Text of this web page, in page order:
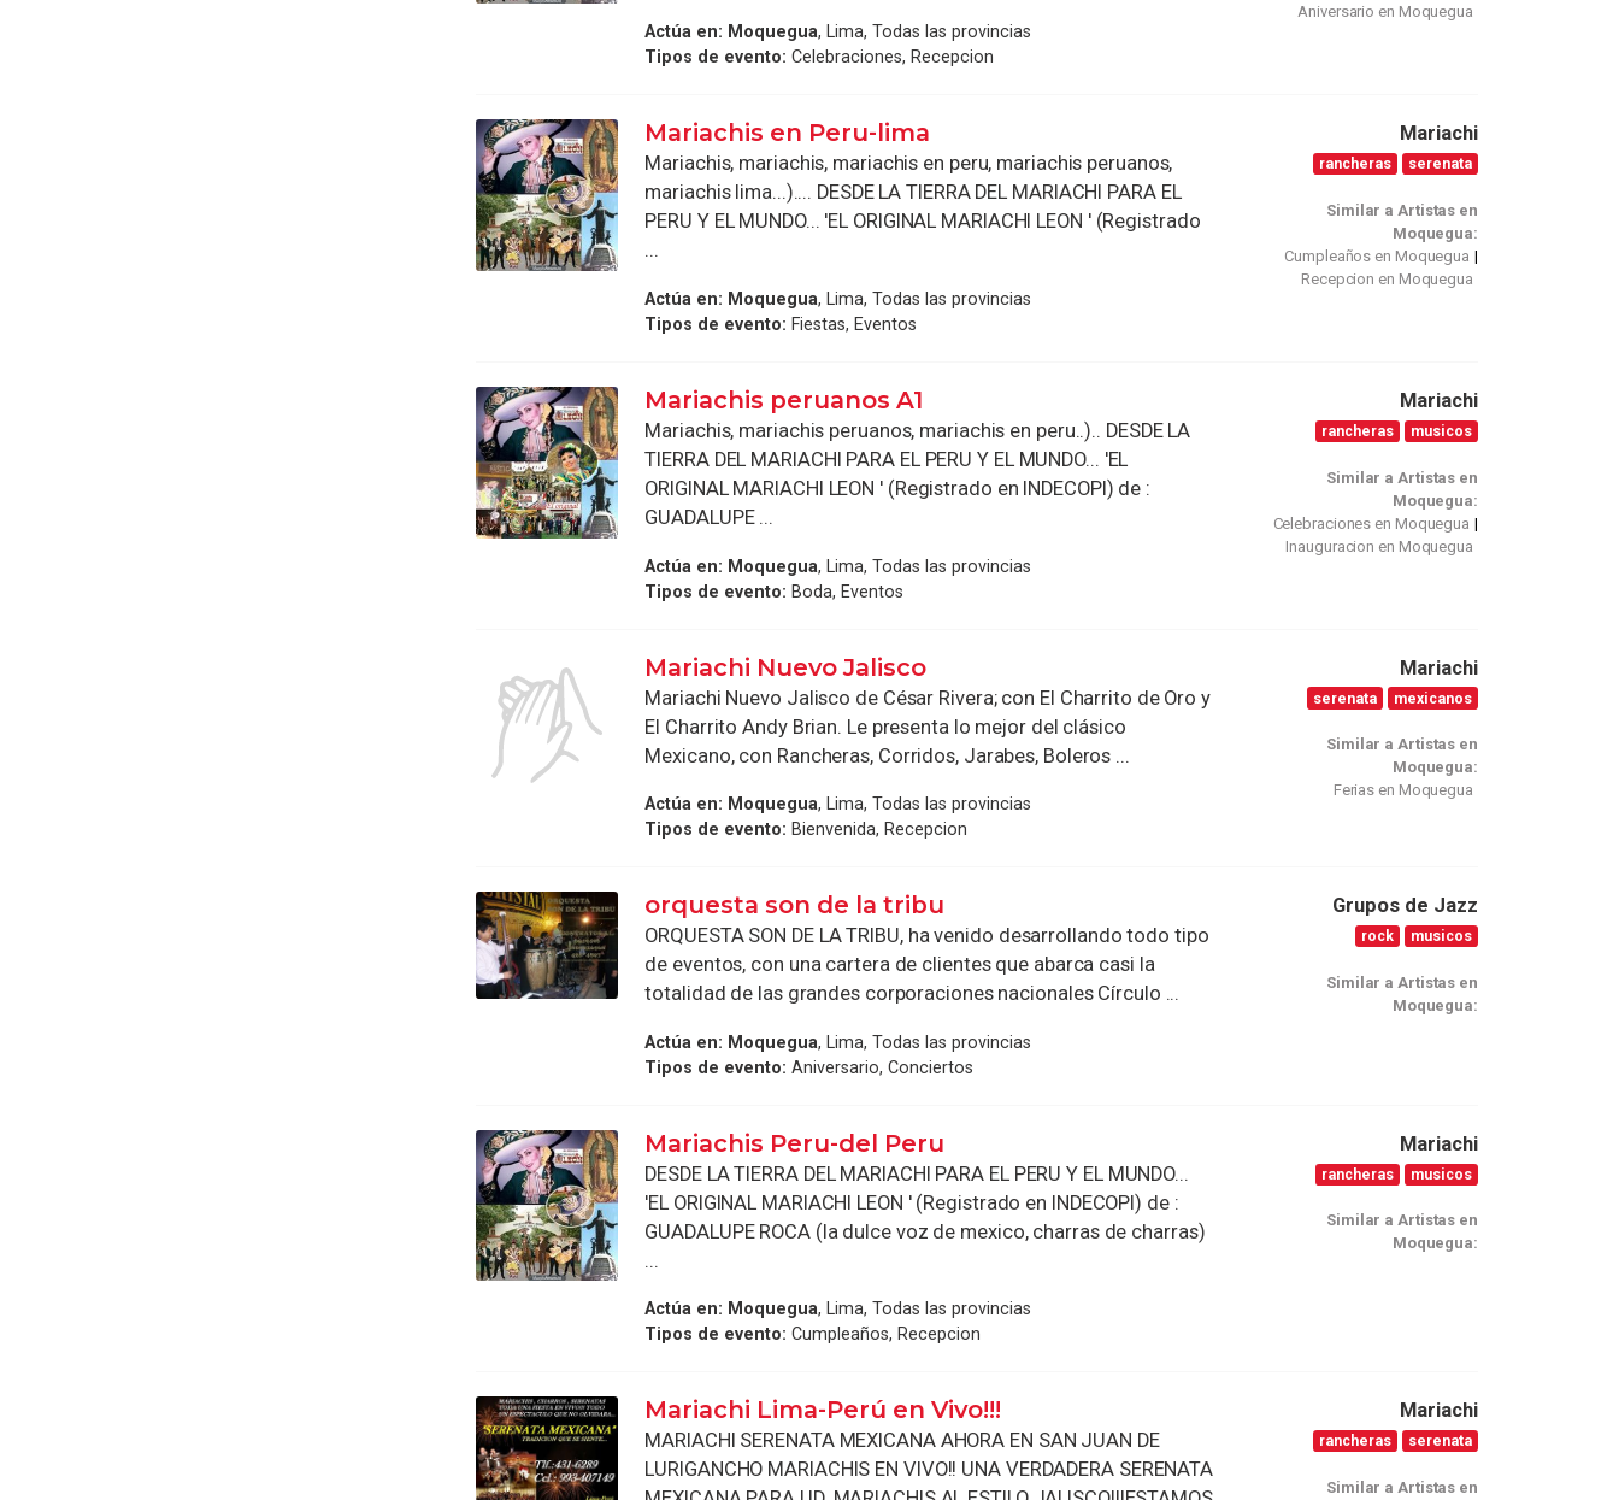
Actúa en: Moquegua, Lima, Todas las provincias
Tipos de evento: Celebraciones, Recepcion
Aniversario en Moquegua
Mariachis en Peru-lima
Mariachis, mariachis, mariachis en peru, mariachis peruanos,
mariachis lima...).... DESDE LA TIERRA DEL MARIACHI PARA EL
PERU Y EL MUNDO... 'EL ORIGINAL MARIACHI LEON ' (Registrado
...
Actúa en: Moquegua, Lima, Todas las provincias
Tipos de evento: Fiestas, Eventos
Mariachi
rancheras serenata
Similar a Artistas en
Moquegua:
Cumpleaños en Moquegua
Recepcion en Moquegua
Mariachis peruanos A1
Mariachis, mariachis peruanos, mariachis en peru..).. DESDE LA
TIERRA DEL MARIACHI PARA EL PERU Y EL MUNDO... 'EL
ORIGINAL MARIACHI LEON ' (Registrado en INDECOPI) de :
GUADALUPE ...
Actúa en: Moquegua, Lima, Todas las provincias
Tipos de evento: Boda, Eventos
Mariachi
rancheras musicos
Similar a Artistas en
Moquegua:
Celebraciones en Moquegua
Inauguracion en Moquegua
Mariachi Nuevo Jalisco
Mariachi Nuevo Jalisco de César Rivera; con El Charrito de Oro y
El Charrito Andy Brian. Le presenta lo mejor del clásico
Mexicano, con Rancheras, Corridos, Jarabes, Boleros ...
Actúa en: Moquegua, Lima, Todas las provincias
Tipos de evento: Bienvenida, Recepcion
Mariachi
serenata mexicanos
Similar a Artistas en
Moquegua:
Ferias en Moquegua
orquesta son de la tribu
ORQUESTA SON DE LA TRIBU, ha venido desarrollando todo tipo
de eventos, con una cartera de clientes que abarca casi la
totalidad de las grandes corporaciones nacionales Círculo ...
Actúa en: Moquegua, Lima, Todas las provincias
Tipos de evento: Aniversario, Conciertos
Grupos de Jazz
rock musicos
Similar a Artistas en
Moquegua:
Mariachis Peru-del Peru
DESDE LA TIERRA DEL MARIACHI PARA EL PERU Y EL MUNDO...
'EL ORIGINAL MARIACHI LEON ' (Registrado en INDECOPI) de :
GUADALUPE ROCA (la dulce voz de mexico, charras de charras)
...
Actúa en: Moquegua, Lima, Todas las provincias
Tipos de evento: Cumpleaños, Recepcion
Mariachi
rancheras musicos
Similar a Artistas en
Moquegua:
Mariachi Lima-Perú en Vivo!!!
MARIACHI SERENATA MEXICANA AHORA EN SAN JUAN DE
LURIGANCHO MARIACHIS EN VIVO!! UNA VERDADERA SERENATA
Mariachi
rancheras serenata
Similar a Artistas en